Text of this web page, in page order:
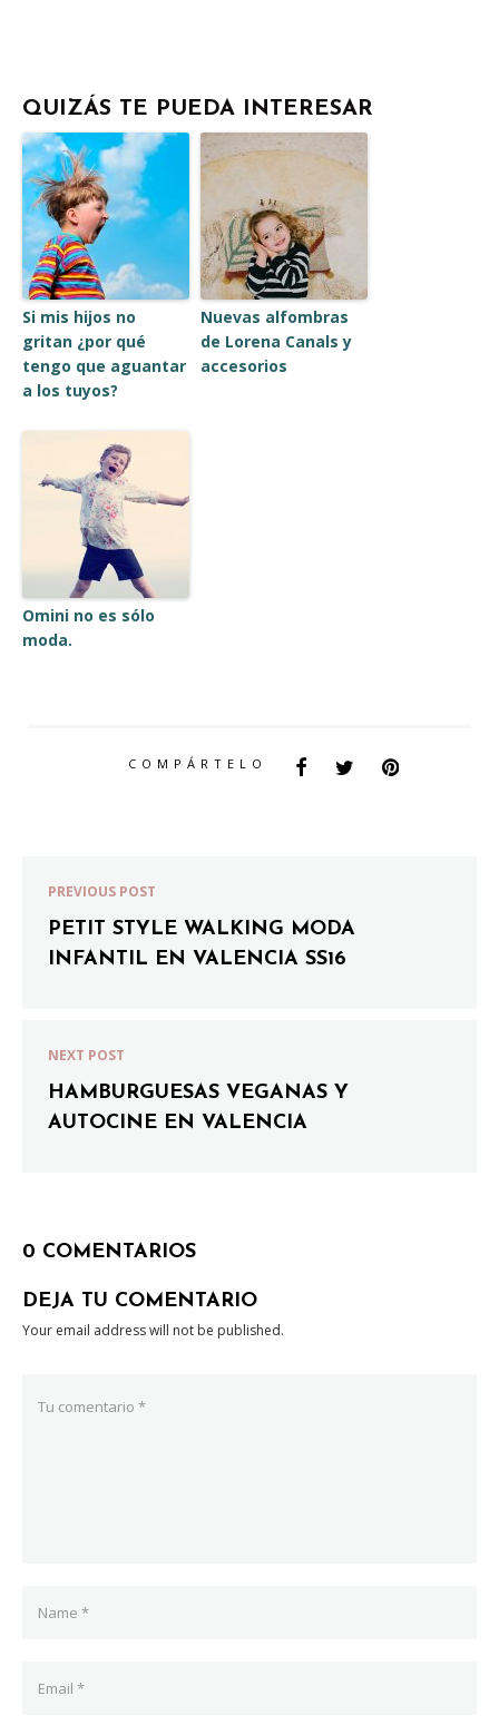
QUIZÁS TE PUEDA INTERESAR
Si mis hijos no
gritan ¿por qué
tengo que aguantar
a los tuyos?
Nuevas alfombras
de Lorena Canals y
accesorios
Omini no es sólo
moda.
COMPÁRTELO
PREVIOUS POST
PETIT STYLE WALKING MODA
INFANTIL EN VALENCIA SS16
NEXT POST
HAMBURGUESAS VEGANAS Y
AUTOCINE EN VALENCIA
0 COMENTARIOS
DEJA TU COMENTARIO
Your email address will not be published.